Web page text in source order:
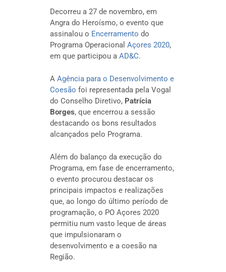
Decorreu a 27 de novembro, em
Angra do Heroísmo, o evento que
assinalou o Encerramento do
Programa Operacional Açores 2020,
em que participou a AD&C.
A Agência para o Desenvolvimento e
Coesão foi representada pela Vogal
do Conselho Diretivo, Patrícia
Borges, que encerrou a sessão
destacando os bons resultados
alcançados pelo Programa.
Além do balanço da execução do
Programa, em fase de encerramento,
o evento procurou destacar os
principais impactos e realizações
que, ao longo do último período de
programação, o PO Açores 2020
permitiu num vasto leque de áreas
que impulsionaram o
desenvolvimento e a coesão na
Região.